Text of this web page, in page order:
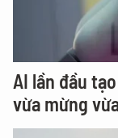
AI lần đầu
vừa mừng